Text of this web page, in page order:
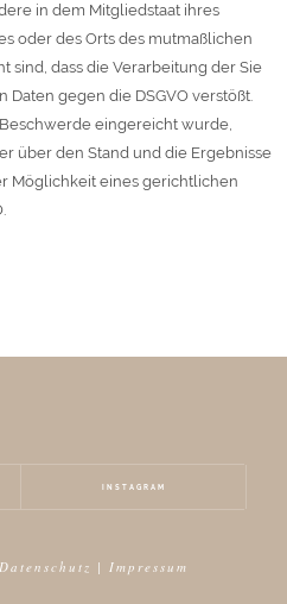
in dem Mitgliedstaat ihres
oder des Orts des mutmaßlichen
sind, dass die Verarbeitung der Sie
gegen die DSGVO verstößt.
eingereicht wurde,
über den Stand und die Ergebnisse
Möglichkeit eines gerichtlichen
INSTAGRAM
Datenschutz |Impressum